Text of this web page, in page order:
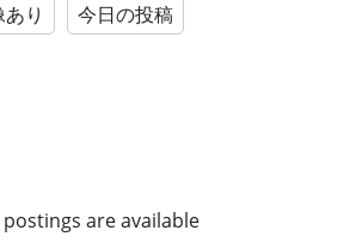
り 今日の投稿
are available